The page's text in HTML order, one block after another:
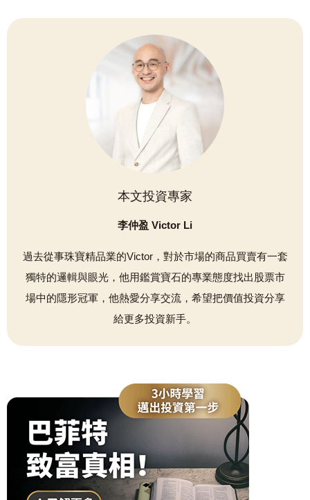
本文投資專家
李仲盈 Victor Li
過去從事珠寶精品業的Victor，對於市場的商品買賣有一套
獨特的邏輯與眼光，他用鑑賞寶石的專業態度找出股票市
場中的隱形冠軍，他熱愛分享交流，希望把價值投資分享
給更多投資新手。